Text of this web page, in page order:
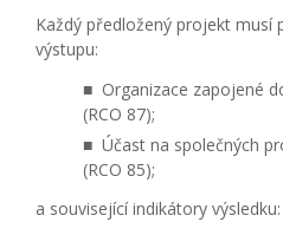
Každý předložený projekt musí
výstupu:
Organizace zapojené
(RCO 87);
Účast na společných
(RCO 85);
a související indikátory výsledku: